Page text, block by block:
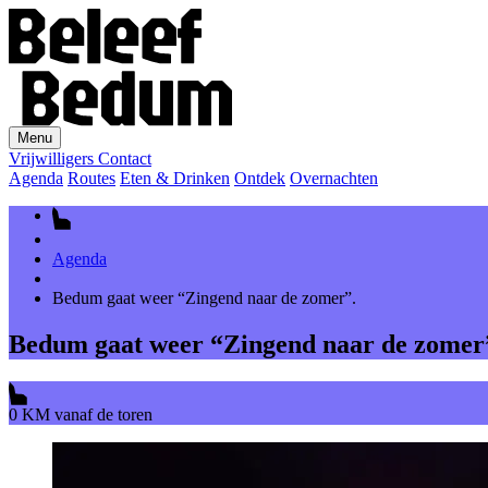
Menu
Vrijwilligers Contact
Agenda Routes Eten & Drinken Ontdek Overnachten
Agenda
Bedum gaat weer “Zingend naar de zomer”.
Bedum gaat weer “Zingend naar de
0 KM vanaf de toren